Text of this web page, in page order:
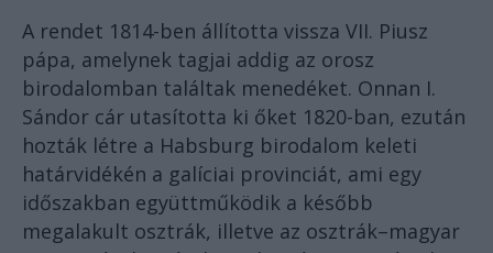
A rendet 1814-ben állította vissza VII. Piusz
pápa, amelynek tagjai addig az orosz
birodalomban találtak menedéket. Onnan I.
Sándor cár utasította ki őket 1820-ban, ezután
hozták létre a Habsburg birodalom keleti
határvidékén a galíciai provinciát, ami egy
időszakban együttműködik a később
megalakult osztrák, illetve az osztrák–magyar